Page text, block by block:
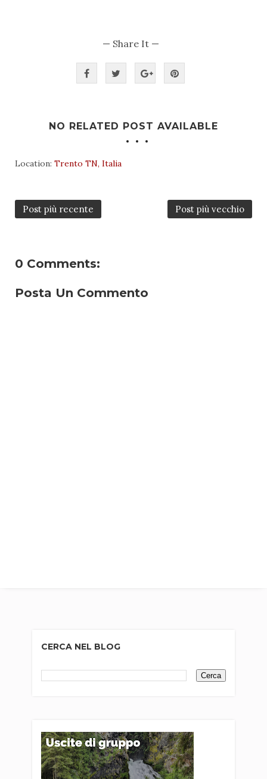
— Share It —
NO RELATED POST AVAILABLE
Location: Trento TN, Italia
Post più recente Post più vecchio
0 Comments:
Posta Un Commento
CERCA NEL BLOG